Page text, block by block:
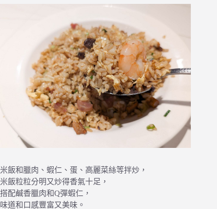
米飯和臘肉、蝦仁、蛋、高麗菜絲等拌炒，
米飯粒粒分明又炒得香氣十足，
搭配鹹香臘肉和Q彈蝦仁，
味道和口感豐富又美味。